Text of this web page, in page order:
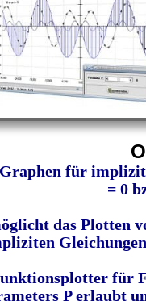
für
= 0
das
für
P erlaubt